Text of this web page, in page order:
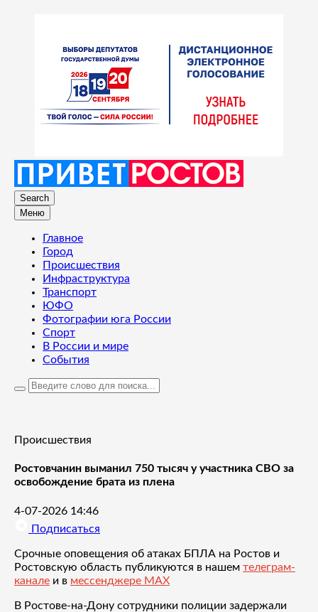
Search
Меню
Главное
Город
Происшествия
Инфраструктура
Транспорт
ЮФО
Фотографии юга России
Спорт
В России и мире
События
Происшествия
Ростовчанин выманил 750 тысяч у участника СВО за
освобождение брата из плена
4-07-2026 14:46
Подписаться
Срочные оповещения об атаках БПЛА на Ростов и
Ростовскую область публикуются в нашем телеграм-
канале и в мессенджере MAX
В Ростове-на-Дону сотрудники полиции задержали